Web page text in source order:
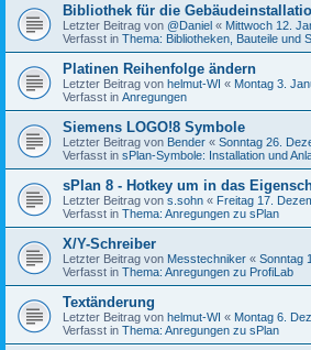
Bibliothek für die
Letzter Beitrag von @Daniel « Mittwoch 12.
Verfasst in Thema: Bibliotheken, Bauteile und
Platinen Reihenfolge ändern
Letzter Beitrag von helmut-WI « Montag 3.
Verfasst in Anregungen
Siemens LOGO!8 Symbole
Letzter Beitrag von Bender « Sonntag 26.
Verfasst in sPlan-Symbole: Installation und
sPlan 8 - Hotkey um in das
Letzter Beitrag von s.sohn « Freitag 17.
Verfasst in Thema: Anregungen zu sPlan
X/Y-Schreiber
Letzter Beitrag von Messtechniker « Sonntag
Verfasst in Thema: Anregungen zu ProfiLab
Textänderung
Letzter Beitrag von helmut-WI « Montag 6.
Verfasst in Thema: Anregungen zu sPlan